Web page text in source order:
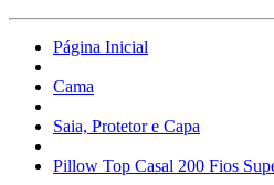
Página Inicial
Cama
Saia, Protetor e Capa
Pillow Top Casal 200 Fios